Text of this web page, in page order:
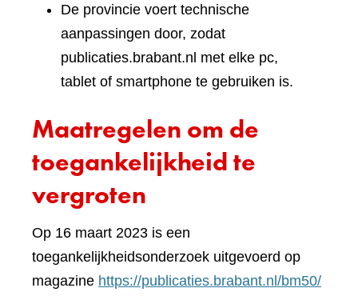
De provincie voert technische
aanpassingen door, zodat
publicaties.brabant.nl met elke pc,
tablet of smartphone te gebruiken is.
Maatregelen om de
toegankelijkheid te
vergroten
Op 16 maart 2023 is een
toegankelijkheidsonderzoek uitgevoerd op
magazine https://publicaties.brabant.nl/bm50/